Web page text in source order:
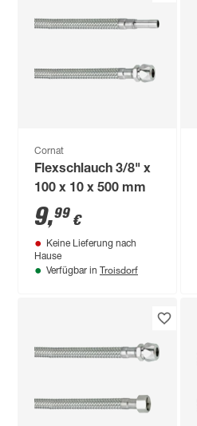
Cornat
Flexschlauch 3/8" x
100 x 10 x 500 mm
9,99 €
Keine Lieferung nach
Hause
Verfügbar in Troisdorf